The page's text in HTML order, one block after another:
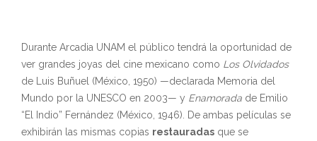
Durante Arcadia UNAM el público tendrá la oportunidad de
ver grandes joyas del cine mexicano como Los Olvidados
de Luis Buñuel (México, 1950) —declarada Memoria del
Mundo por la UNESCO en 2003— y Enamorada de Emilio
“El Indio” Fernández (México, 1946). De ambas películas se
exhibirán las mismas copias restauradas que se